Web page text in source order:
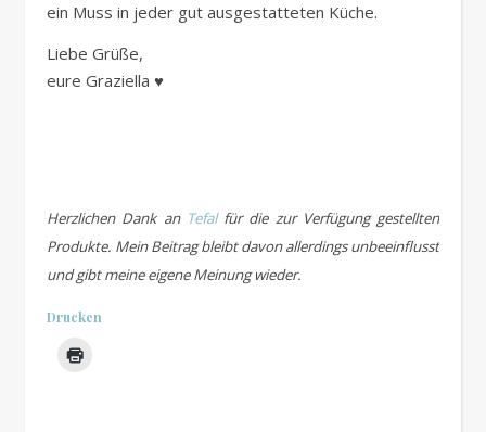
ein Muss in jeder gut ausgestatteten Küche.
Liebe Grüße,
eure Graziella ♥
Herzlichen Dank an Tefalfür die zur Verfügung gestellten
Produkte. Mein Beitrag bleibt davon allerdings unbeeinflusst
und gibt meine eigene Meinung wieder.
Drucken